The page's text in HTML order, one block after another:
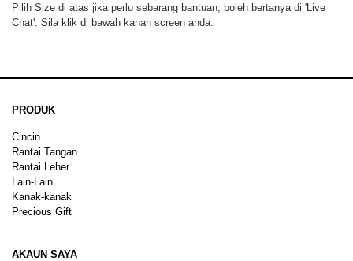
Pilih Size di atas jika perlu sebarang bantuan, boleh bertanya di 'Live
Chat'. Sila klik di bawah kanan screen anda.
PRODUK
Cincin
Rantai Tangan
Rantai Leher
Lain-Lain
Kanak-kanak
Precious Gift
AKAUN SAYA